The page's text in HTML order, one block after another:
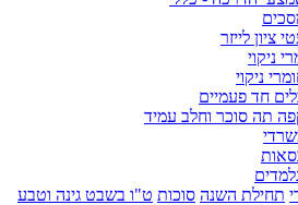
ציון לייזר
ניקוי
ניקוי
חד פעמיים
תה סוכר וחלב עמיד
תחילת השנה סוכות ט"ו בשבט גינה וטבע